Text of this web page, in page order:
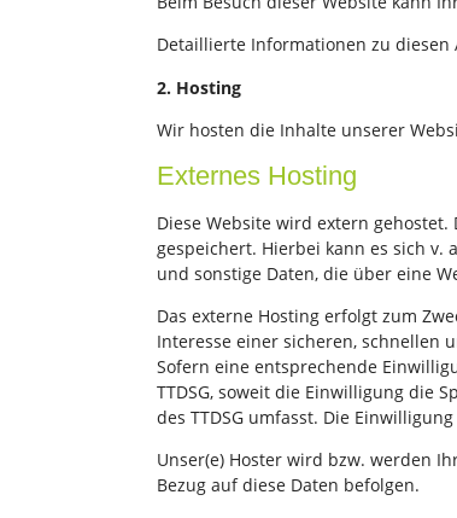
Detaillierte Informationen zu
2. Hosting
Wir hosten die Inhalte unserer
Externes Hosting
Diese Website wird extern
gespeichert. Hierbei kann es sich v.
und sonstige Daten, die über eine
Das externe Hosting erfolgt zum
Interesse einer sicheren, schnellen
Sofern eine entsprechende
TTDSG, soweit die Einwilligung die
des TTDSG umfasst. Die
Unser(e) Hoster wird bzw. werden
Bezug auf diese Daten befolgen.